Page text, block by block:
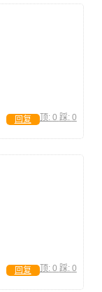
顶: 0 踩: 0
回复
顶: 0 踩: 0
回复